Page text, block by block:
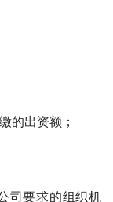
的出资额；
司要求的组织机